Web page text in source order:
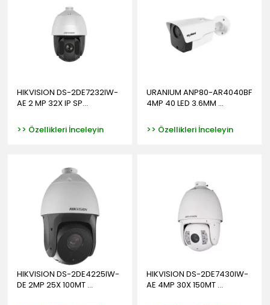
HIKVISION DS-2DE7232IW-
AE 2 MP 32X IP SP...
>> Özellikleri İnceleyin
URANIUM ANP80-AR4040BF
4MP 40 LED 3.6MM ...
>> Özellikleri İnceleyin
HIKVISION DS-2DE4225IW-
DE 2MP 25X 100MT ...
HIKVISION DS-2DE7430IW-
AE 4MP 30X 150MT ...